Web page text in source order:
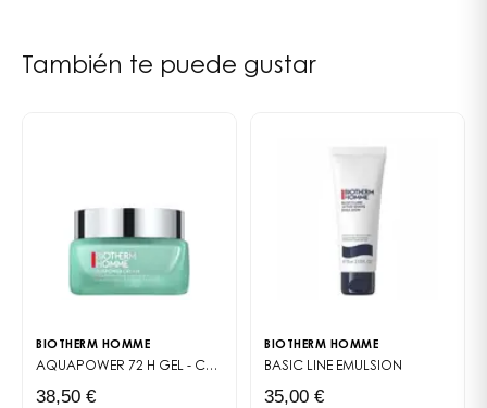
También te puede gustar
BIOTHERM HOMME
AQUAPOWER 72 H GEL - CRÈME GLACIAL
38,50 €
BIOTHERM HOMME
BASIC LINE EMULSION
35,00 €